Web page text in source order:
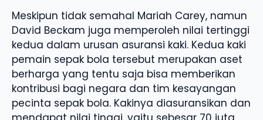
Meskipun tidak semahal Mariah Carey, namun
David Beckam juga memperoleh nilai tertinggi
kedua dalam urusan asuransi kaki. Kedua kaki
pemain sepak bola tersebut merupakan aset
berharga yang tentu saja bisa memberikan
kontribusi bagi negara dan tim kesayangan
pecinta sepak bola. Kakinya diasuransikan dan